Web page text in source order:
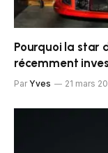
Pourquoi la star
récemment
Par Yves 21 mars